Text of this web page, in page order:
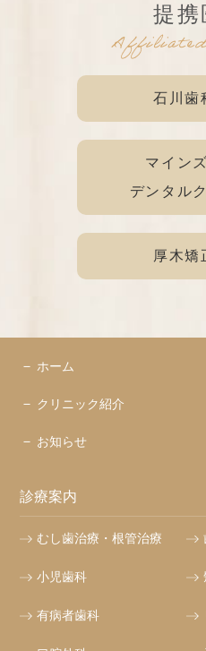
提携
石川歯
マイン
デンタル
厚木矯
ホーム
クリニック紹介
お知らせ
診療案内
むし歯治療・根管治療
小児歯科
有病者歯科